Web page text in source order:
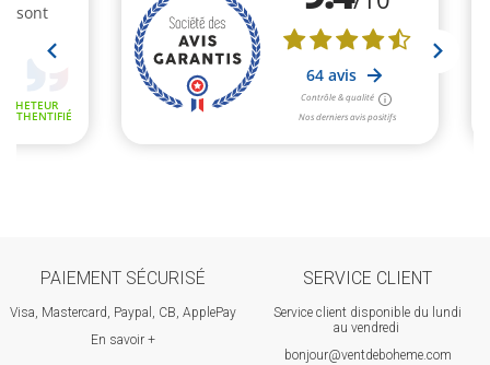
PAIEMENT SÉCURISÉ
Visa, Mastercard, Paypal, CB, ApplePay
En savoir +
SERVICE CLIENT
Service client disponible du lundi
au vendredi
bonjour@ventdeboheme.com